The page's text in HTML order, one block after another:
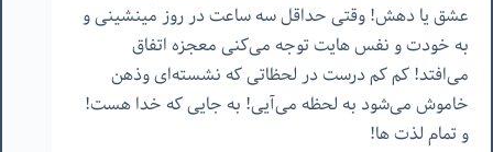
عشق یا دهش! وقتی حداقل سه ساعت در روز مینشینی و
به خودت و نفس هایت توجه می‌کنی معجزه اتفاق
می‌افتد! کم کم درست در لحظاتی که نشسته‌ای و‌ذهن
خاموش می‌شود به لحظه می‌آیی! به جایی که خدا هست!
و تمام لذت ها!